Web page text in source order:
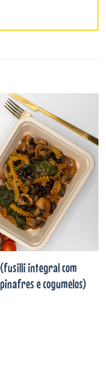
Adicionar
aos
favoritos
(fusilli integral com
e cogumelos)